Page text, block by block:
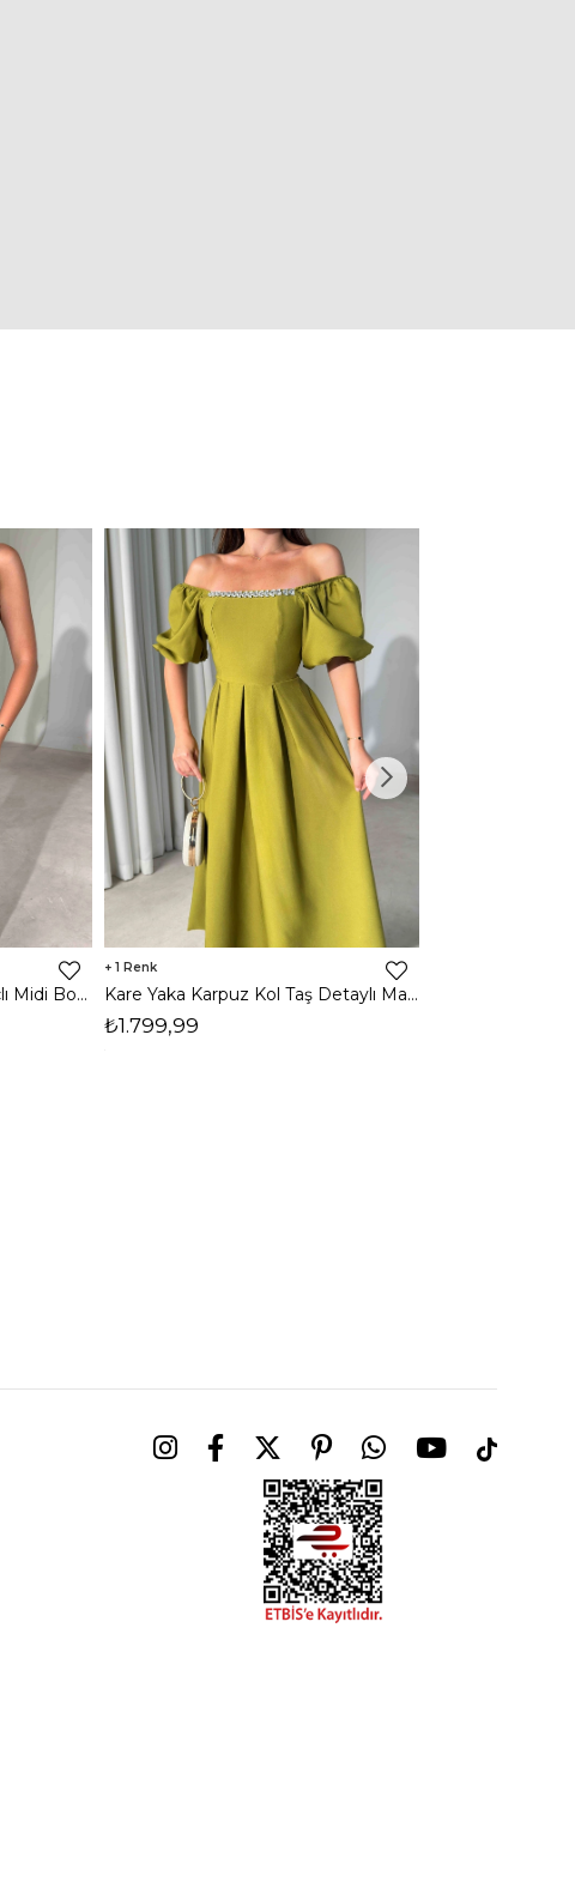
Halter Yaka Önden Yırtmaçlı Midi Boy Kahverengi Hasre Kadın Elbise 26Y502
1
Kare Yaka Karpuz Kol Taş Detaylı Maxi Yağ Yeşili Civo Kadın Elbise 206Y501
₺1.799,99